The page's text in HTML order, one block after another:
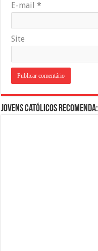
E-mail*
Site
Jovens Católicos Recomenda: